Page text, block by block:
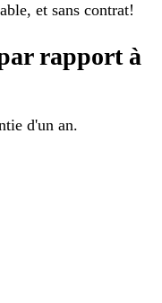
et sans contrat!
rapport à
d'un an.